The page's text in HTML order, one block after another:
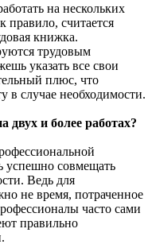
на нескольких
правило, считается
книжка.
трудовым
указать все свои
плюс, что
в случае необходимости.
двух и более работах?
успешно совмещать
Ведь для
не время, потраченное
часто сами
правильно